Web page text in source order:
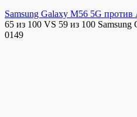
Samsung Galaxy M56 5G против
65 из 100 VS 59 из 100 Samsung
0149